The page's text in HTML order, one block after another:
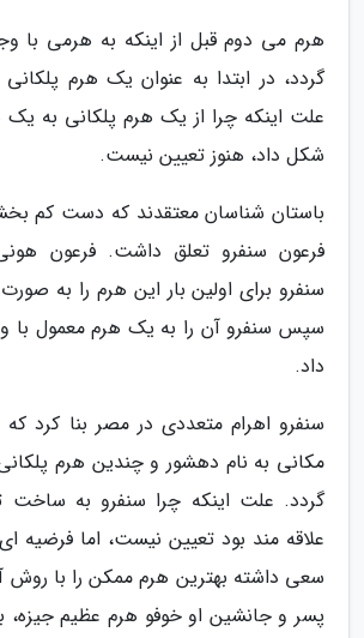
هرم می دوم قبل از اینکه به هرمی با
گردد، در ابتدا به عنوان یک هرم
علت اینکه چرا از یک هرم پلکانی به
شکل داد، هنوز تعیین نیست.
باستان شناسان معتقدند که دست کم
فرعون سنفرو تعلق داشت. فرعون
سنفرو برای اولین بار این هرم را به
سپس سنفرو آن را به یک هرم معمول با
داد.
سنفرو اهرام متعددی در مصر بنا کرد
مکانی به نام دهشور و چندین هرم
گردد. علت اینکه چرا سنفرو به ساخت
علاقه مند بود تعیین نیست، اما فرضیه
سعی داشته بهترین هرم ممکن را با روش
پسر و جانشین او خوفو هرم عظیم جیزه،